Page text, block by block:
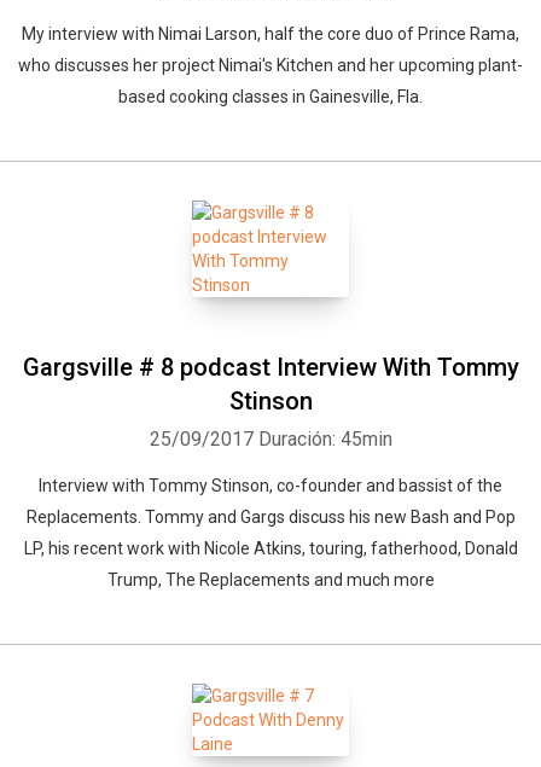
My interview with Nimai Larson, half the core duo of Prince Rama,
who discusses her project Nimai's Kitchen and her upcoming plant-
based cooking classes in Gainesville, Fla.
Gargsville # 8 podcast Interview With Tommy
Stinson
25/09/2017 Duración: 45min
Interview with Tommy Stinson, co-founder and bassist of the
Replacements. Tommy and Gargs discuss his new Bash and Pop
LP, his recent work with Nicole Atkins, touring, fatherhood, Donald
Trump, The Replacements and much more